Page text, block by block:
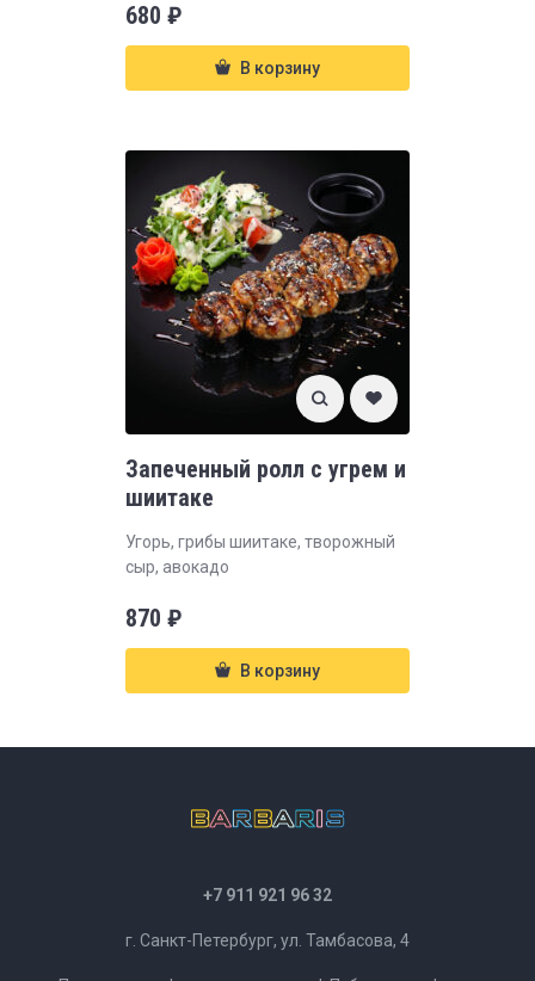
680 ₽
В корзину
Запеченный ролл с угрем и
шиитаке
Угорь, грибы шиитаке, творожный
сыр, авокадо
870 ₽
В корзину
+7 911 921 96 32
г. Санкт-Петербург, ул. Тамбасова, 4